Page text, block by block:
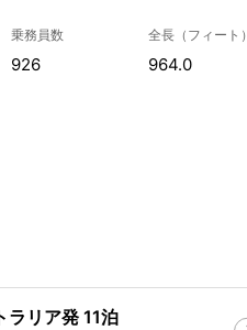
乗務員数
926
全長（フィート）
964.0
ラリア発 11泊